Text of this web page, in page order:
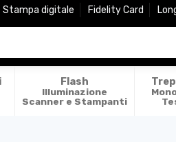
Stampa digitale Fidelity Card
Flash
Illuminazione
Scanner e Stampanti